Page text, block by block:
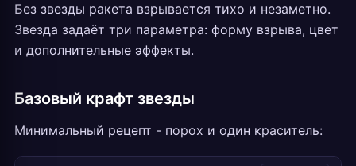
Без звезды ракета взрывается тихо и незаметно.
Звезда задаёт три параметра: форму взрыва, цвет
и дополнительные эффекты.
Базовый крафт звезды
Минимальный рецепт - порох и один краситель: